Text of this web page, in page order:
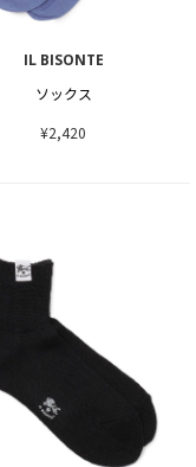
IL BISONTE
ソックス
¥2,420